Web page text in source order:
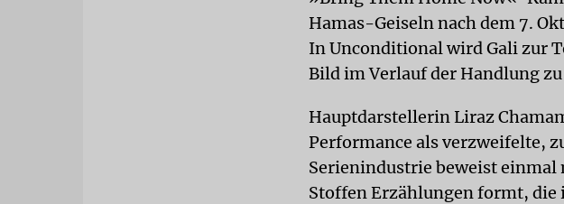
Hamas-Geiseln nach dem 7.
In Unconditional wird Gali zur
Bild im Verlauf der Handlung
Hauptdarstellerin Liraz
Performance als verzweifelte,
Serienindustrie beweist einmal
Stoffen Erzählungen formt,